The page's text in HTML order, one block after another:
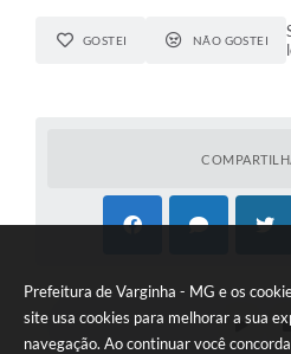
Prefeitura de Varginha - MG e os
site usa cookies para melhorar a sua
navegação. Ao continuar você
GOSTEI NÃO GOSTEI